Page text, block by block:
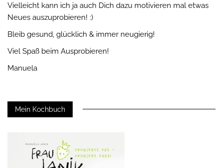
Vielleicht kann ich ja auch Dich dazu motivieren mal etwas
Neues auszuprobieren! :)
Bleib gesund, glücklich & immer neugierig!
Viel Spaß beim Ausprobieren!
Manuela
Mein Kochbuch